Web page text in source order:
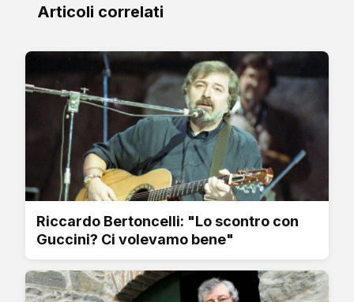
Articoli correlati
Riccardo Bertoncelli: "Lo scontro con
Guccini? Ci volevamo bene"